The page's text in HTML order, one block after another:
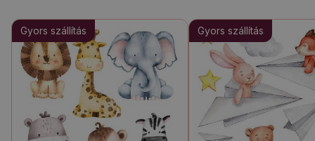
Gyors szállítás Gyors szállítás